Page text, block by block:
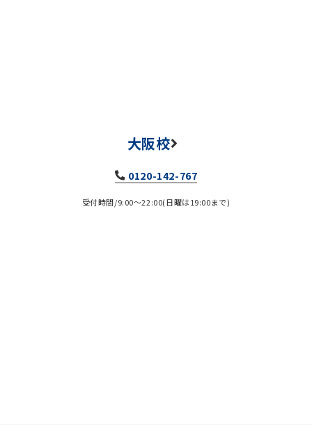
大阪校
0120-142-767
受付時間/9:00～22:00(日曜は19:00まで)